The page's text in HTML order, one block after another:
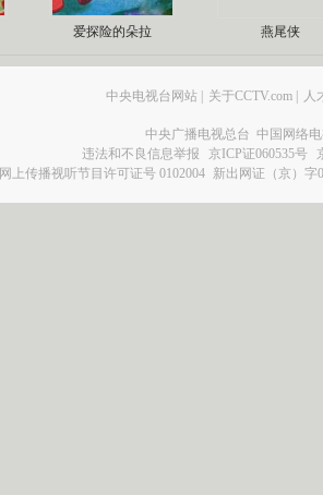
爱探险的朵拉 燕尾侠
中央电视台网站 关于CCTV.com 人
中央广播电视总台 中国网络
违法和不良信息举报
京ICP证060535号
网上传播视听节目许可证号 0102004 新出网证（京）